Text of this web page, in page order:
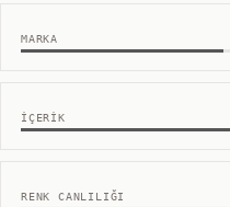
MARKA
İÇERIK
RENK CANLILIĞI